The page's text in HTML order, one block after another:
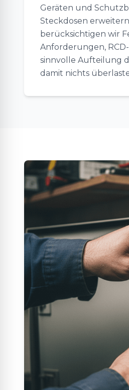
Geräten und
Steckdosen
berücksichtigen wir
Anforderungen,
sinnvolle Aufteilung
damit nichts